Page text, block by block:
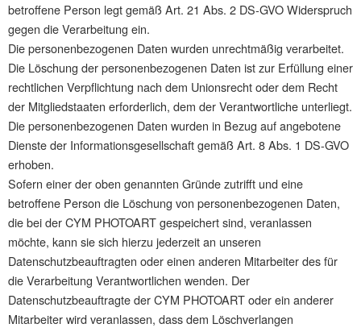
betroffene Person legt gemäß Art. 21 Abs. 2 DS-GVO Widerspruch
gegen die Verarbeitung ein.
Die personenbezogenen Daten wurden unrechtmäßig verarbeitet.
Die Löschung der personenbezogenen Daten ist zur Erfüllung einer
rechtlichen Verpflichtung nach dem Unionsrecht oder dem Recht
der Mitgliedstaaten erforderlich, dem der Verantwortliche unterliegt.
Die personenbezogenen Daten wurden in Bezug auf angebotene
Dienste der Informationsgesellschaft gemäß Art. 8 Abs. 1 DS-GVO
erhoben.
Sofern einer der oben genannten Gründe zutrifft und eine
betroffene Person die Löschung von personenbezogenen Daten,
die bei der CYM PHOTOART gespeichert sind, veranlassen
möchte, kann sie sich hierzu jederzeit an unseren
Datenschutzbeauftragten oder einen anderen Mitarbeiter des für
die Verarbeitung Verantwortlichen wenden. Der
Datenschutzbeauftragte der CYM PHOTOART oder ein anderer
Mitarbeiter wird veranlassen, dass dem Löschverlangen